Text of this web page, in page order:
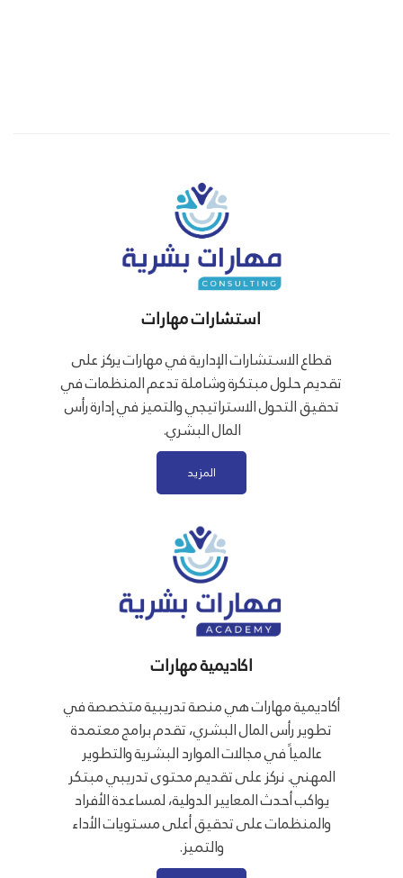
استشارات مهارات
قطاع الاستشارات الإدارية في مهارات يركز على
تقديم حلول مبتكرة وشاملة تدعم المنظمات في
تحقيق التحول الاستراتيجي والتميز في إدارة رأس
المال البشري.
المزيد
اكاديمية مهارات
أكاديمية مهارات هي منصة تدريبية متخصصة في
تطوير رأس المال البشري، تقدم برامج معتمدة
عالمياً في مجالات الموارد البشرية والتطوير
المهني. نركز على تقديم محتوى تدريبي مبتكر
يواكب أحدث المعايير الدولية، لمساعدة الأفراد
والمنظمات على تحقيق أعلى مستويات الأداء
والتميز.